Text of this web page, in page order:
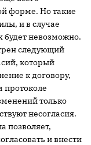
форме. Но такие
и в случае
будет невозможно.
следующий
который
к договору,
протоколе
только
несогласия.
позволяет,
и внести